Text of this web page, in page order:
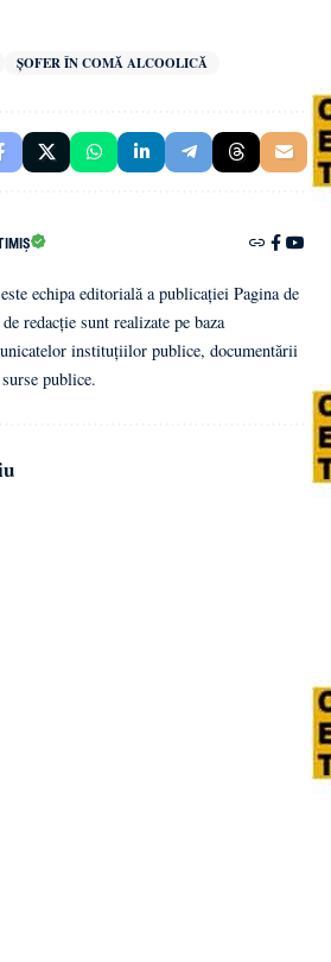
ȘOFER ÎN COMĂ ALCOOLICĂ
echipa editorială a publicației Pagina de
redacție sunt realizate pe baza
instituțiilor publice, documentării
publice.